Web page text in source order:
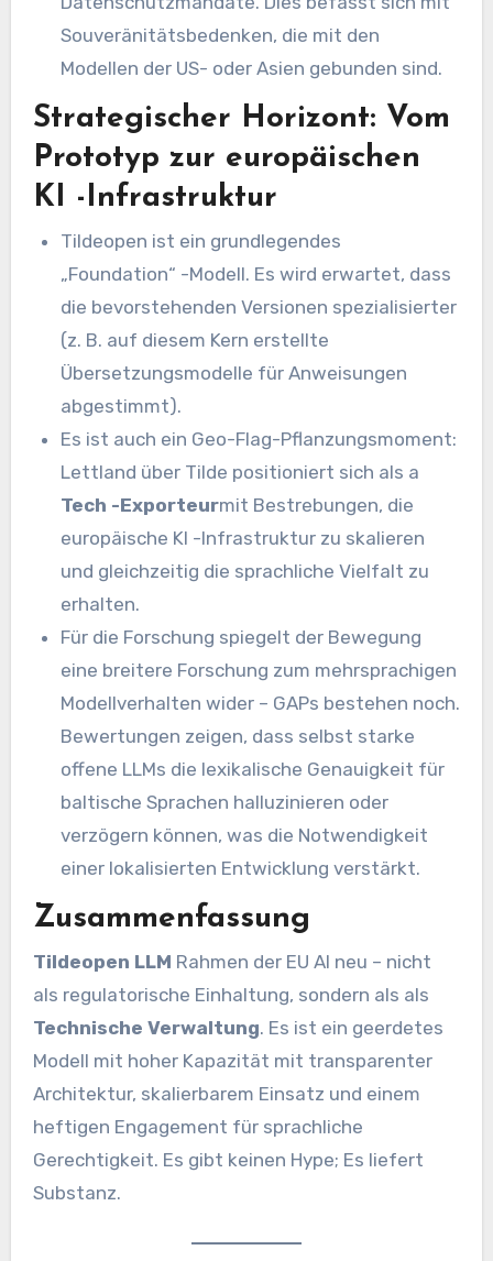
Souveränitätsbedenken, die mit den
Modellen der US- oder Asien gebunden sind.
Strategischer Horizont: Vom
Prototyp zur europäischen
KI -Infrastruktur
Tildeopen ist ein grundlegendes
„Foundation“ -Modell. Es wird erwartet, dass
die bevorstehenden Versionen spezialisierter
(z. B. auf diesem Kern erstellte
Übersetzungsmodelle für Anweisungen
abgestimmt).
Es ist auch ein Geo-Flag-Pflanzungsmoment:
Lettland über Tilde positioniert sich als a
Tech -Exporteurmit Bestrebungen, die
europäische KI -Infrastruktur zu skalieren
und gleichzeitig die sprachliche Vielfalt zu
erhalten.
Für die Forschung spiegelt der Bewegung
eine breitere Forschung zum mehrsprachigen
Modellverhalten wider – GAPs bestehen noch.
Bewertungen zeigen, dass selbst starke
offene LLMs die lexikalische Genauigkeit für
baltische Sprachen halluzinieren oder
verzögern können, was die Notwendigkeit
einer lokalisierten Entwicklung verstärkt.
Zusammenfassung
Tildeopen LLM Rahmen der EU AI neu – nicht
als regulatorische Einhaltung, sondern als als
Technische Verwaltung. Es ist ein geerdetes
Modell mit hoher Kapazität mit transparenter
Architektur, skalierbarem Einsatz und einem
heftigen Engagement für sprachliche
Gerechtigkeit. Es gibt keinen Hype; Es liefert
Substanz.